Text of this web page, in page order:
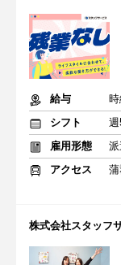
給与
シフト
雇用形態
派
アクセス
株式会社スタッフ